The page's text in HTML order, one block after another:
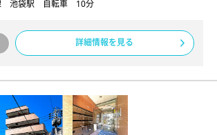
池袋駅 自転車 10分
詳細情報を見る